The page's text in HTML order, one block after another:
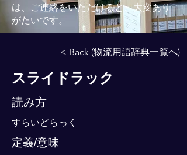
は、ご連絡をいただけると、大変あり
がたいです。
< Back (物流用語辞典一覧へ)
スライドラック
読み方
すらいどらっく
定義/意味